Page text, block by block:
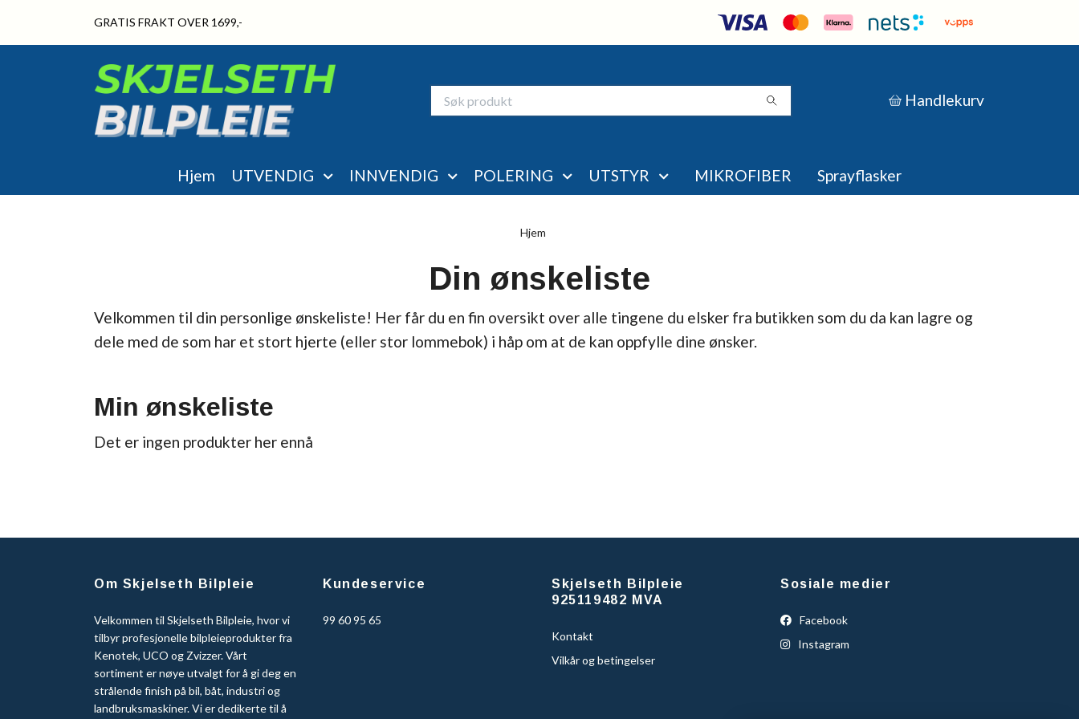
GRATIS FRAKT OVER 1699,-
Handlekurv
Hjem UTVENDIG INNVENDIG POLERING UTSTYR MIKROFIBER Sprayflasker
Hjem
Din ønskeliste
Velkommen til din personlige ønskeliste! Her får du en fin oversikt over alle tingene du elsker fra butikken som du da kan lagre og
dele med de som har et stort hjerte (eller stor lommebok) i håp om at de kan oppfylle dine ønsker.
Min ønskeliste
Det er ingen produkter her ennå
Om Skjelseth Bilpleie
Velkommen til Skjelseth Bilpleie, hvor vi
tilbyr profesjonelle bilpleieprodukter fra
Kenotek, UCO og Zvizzer. Vårt
sortiment er nøye utvalgt for å gi deg en
strålende finish på bil, båt, industri og
landbruksmaskiner. Vi er dedikerte til å
Kundeservice
99 60 95 65
Skjelseth Bilpleie
925119482 MVA
Kontakt
Vilkår og betingelser
Sosiale medier
Facebook
Instagram